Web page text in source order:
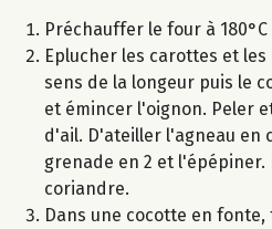
Préchauffer le four à
Eplucher les carottes et
sens de la longeur puis le
et émincer l'oignon. Peler
d'ail. D'ateiller l'agneau en
grenade en 2 et l'épépiner.
coriandre.
Dans une cocotte en